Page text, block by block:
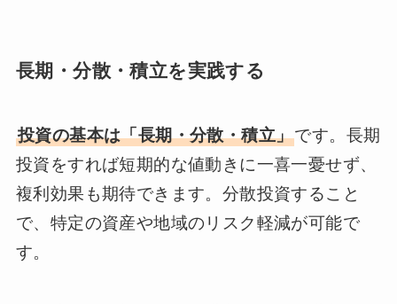
長期・分散・積立を実践する
投資の基本は「長期・分散・積立」です。長期
投資をすれば短期的な値動きに一喜一憂せず、
複利効果も期待できます。分散投資すること
で、特定の資産や地域のリスク軽減が可能で
す。